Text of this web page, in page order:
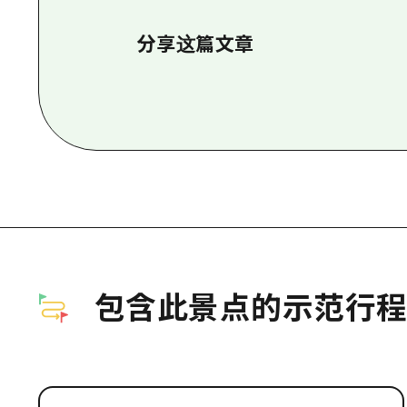
分享这篇文章
包含此景点的示范行程